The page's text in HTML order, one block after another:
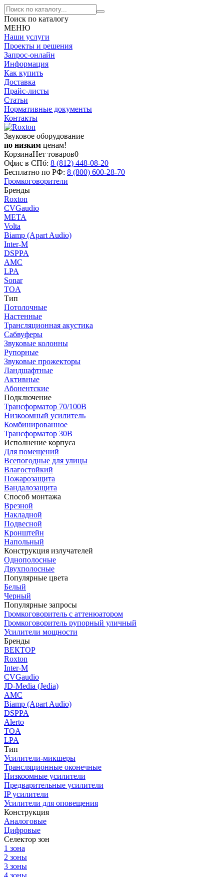
Поиск по каталогу
МЕНЮ
Наши услуги
Проекты и решения
Запрос-онлайн
Информация
Как купить
Доставка
Прайс-листы
Статьи
Нормативные документы
Контакты
Звуковое оборудование
по низким ценам!
КорзинаНет товаров0
Офис в СПб: 8 (812) 448-08-20
Бесплатно по РФ: 8 (800) 600-28-70
Громкоговорители
Бренды
Roxton
CVGaudio
МЕТА
Volta
Biamp (Apart Audio)
Inter-M
DSPPA
AMC
LPA
Sonar
TOA
Тип
Потолочные
Настенные
Трансляционная акустика
Сабвуферы
Звуковые колонны
Рупорные
Звуковые прожекторы
Ландшафтные
Активные
Абонентские
Подключение
Трансформатор 70/100В
Низкоомный усилитель
Комбинированное
Трансформатор 30В
Исполнение корпуса
Для помещений
Всепогодные для улицы
Влагостойкий
Пожарозащита
Вандалозащита
Способ монтажа
Врезной
Накладной
Подвесной
Кронштейн
Напольный
Конструкция излучателей
Однополосные
Двухполосные
Популярные цвета
Белый
Черный
Популярные запросы
Громкоговоритель с аттенюатором
Громкоговоритель рупорный уличный
Усилители мощности
Бренды
ВЕКТОР
Roxton
Inter-M
CVGaudio
JD-Media (Jedia)
AMC
Biamp (Apart Audio)
DSPPA
Alerto
TOA
LPA
Тип
Усилители-микшеры
Трансляционные оконечные
Низкоомные усилители
Предварительные усилители
IP усилители
Усилители для оповещения
Конструкция
Аналоговые
Цифровые
Селектор зон
1 зона
2 зоны
3 зоны
4 зоны